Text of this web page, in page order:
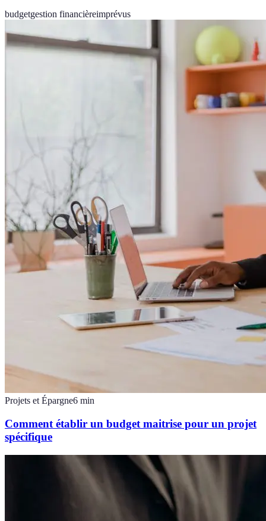
budgetgestion financièreimprévus
Projets et Épargne6 min
Comment établir un budget maitrise pour un projet
spécifique